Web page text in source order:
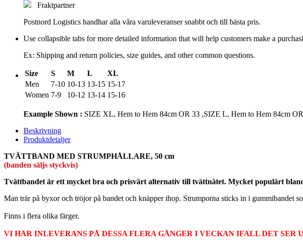
Fraktpartner
Postnord Logistics handhar alla våra varuleveranser snabbt och till bästa pris.
Use collapsible tabs for more detailed information that will help customers make a
Ex: Shipping and return policies, size guides, and other common questions.
Size S M L
XL
Men
7-10 10-13 13-15 15-17
Women 7-9 10-12 13-14 15-16
Example Shown : SIZE XL, Hem to Hem 84cm OR 33 ,SIZE L, Hem to Hem 84cm
Beskrivning
Produktdetaljer
TVÄTTBAND MED STRUMPHÅLLARE, 50 cm
(banden säljs styckvis)
Tvättbandet är ett mycket bra och prisvärt alternativ till tvättnätet. Mycket populärt
Man trär på byxor och tröjor på bandet och knäpper ihop. Strumporna sticks in i gummibandet
Finns i flera olika färger.
VI HAR INLEVERANS PÅ DESSA FLERA GÅNGER I VECKAN IFALL DET SER